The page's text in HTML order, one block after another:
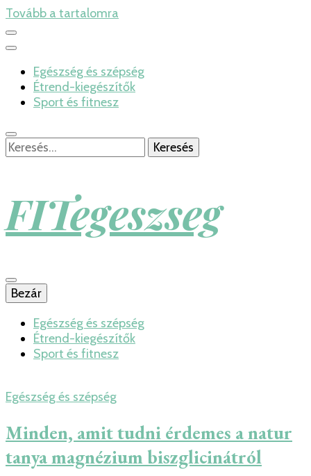
Tovább a tartalomra
Egészség és szépség
Étrend-kiegészítők
Sport és fitnesz
Keresés:
FITegeszseg
Bezár
Egészség és szépség
Étrend-kiegészítők
Sport és fitnesz
Egészség és szépség
Minden, amit tudni érdemes a natur
tanya magnézium biszglicinátról